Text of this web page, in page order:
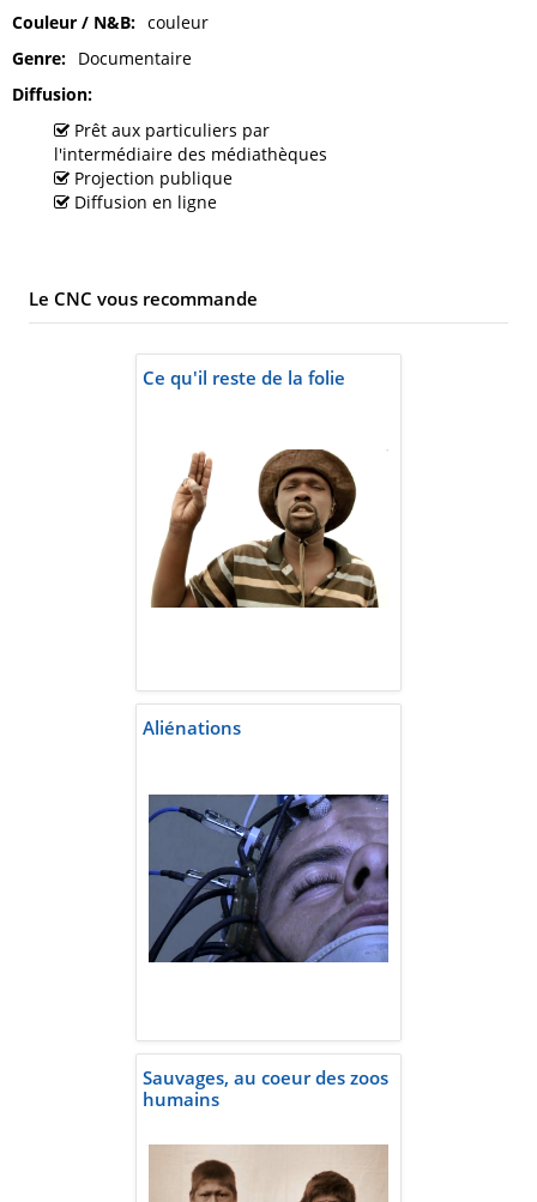
Couleur / N&B
couleur
Genre
Documentaire
Diffusion
Prêt aux particuliers par
l'intermédiaire des médiathèques
Projection publique
Diffusion en ligne
Le CNC vous recommande
Ce qu'il reste de la folie
Aliénations
Sauvages, au coeur des zoos
humains